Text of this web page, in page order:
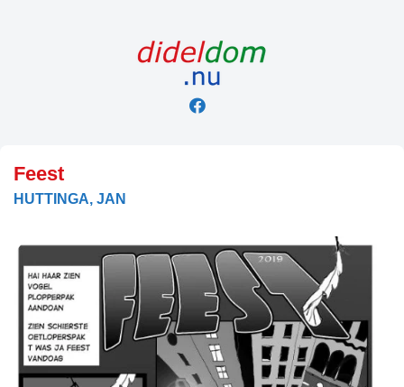
Feest
HUTTINGA, JAN